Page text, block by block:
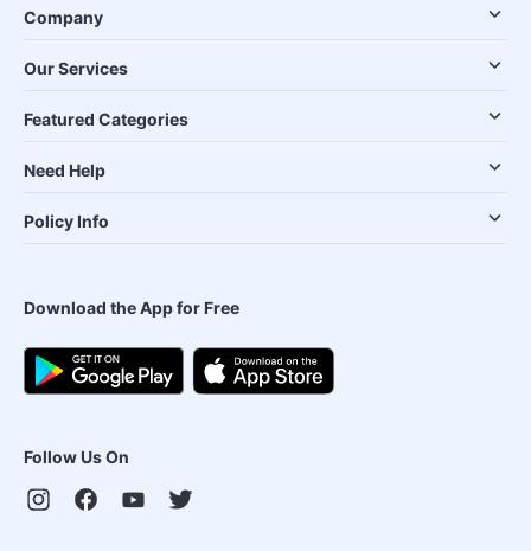
Company
Our Services
Featured Categories
Need Help
Policy Info
Download the App for Free
Follow Us On